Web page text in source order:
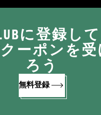
に登録して
クーポンを
ろう
無料登録